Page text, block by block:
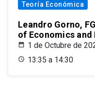
Teoría Económica
Leandro Gorno,
of Economics and
1 de Octubre de
13:35 a 14:30